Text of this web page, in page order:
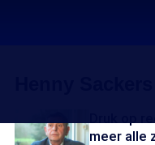
meer alle